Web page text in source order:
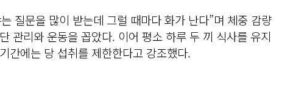
질문을 많이 받는데 그럴 때마다 화가 난다”며 체중 감량
관리와 운동을 꼽았다. 이어 평소 하루 두 끼 식사를 유지
간에는 당 섭취를 제한한다고 강조했다.